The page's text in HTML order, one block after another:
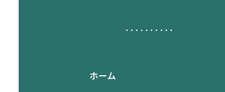
ホーム